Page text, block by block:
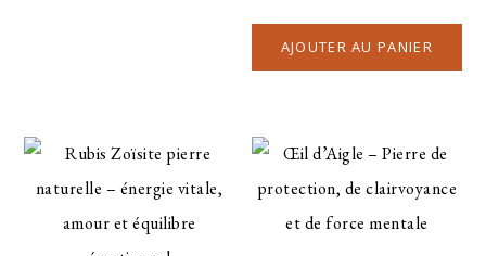
AJOUTER AU PANIER